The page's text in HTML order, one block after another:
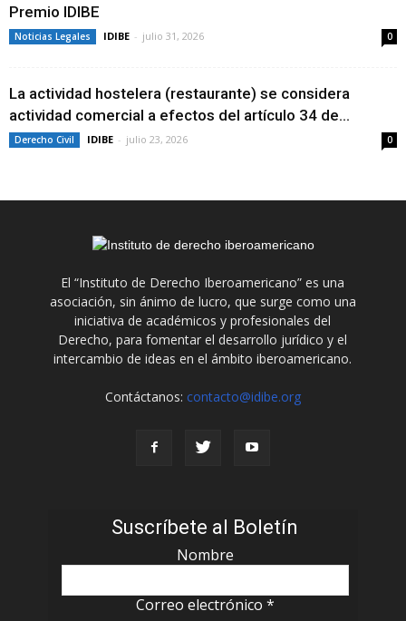
Premio IDIBE
Noticias Legales IDIBE - julio 31, 2026 0
La actividad hostelera (restaurante) se considera
actividad comercial a efectos del artículo 34 de...
Derecho Civil IDIBE - julio 23, 2026 0
El “Instituto de Derecho Iberoamericano” es una
asociación, sin ánimo de lucro, que surge como una
iniciativa de académicos y profesionales del
Derecho, para fomentar el desarrollo jurídico y el
intercambio de ideas en el ámbito iberoamericano.
Contáctanos: contacto@idibe.org
Suscríbete al Boletín
Nombre
Correo electrónico *